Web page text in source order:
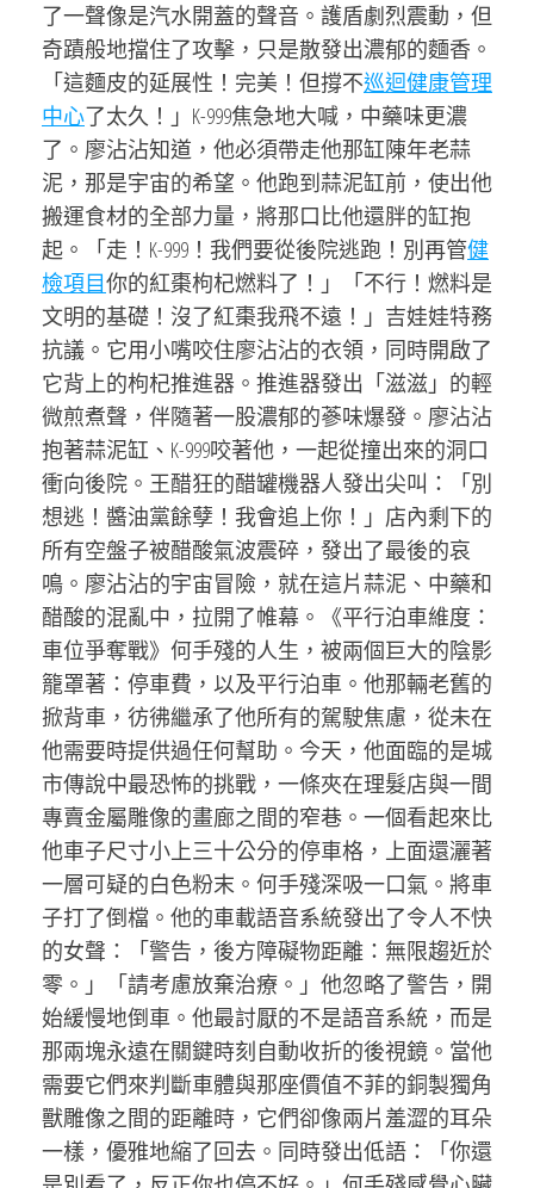
了一聲像是汽水開蓋的聲音。護盾劇烈震動，但
奇蹟般地擋住了攻擊，只是散發出濃郁的麵香。
「這麵皮的延展性！完美！但撐不巡迴健康管理
中心了太久！」K-999焦急地大喊，中藥味更濃
了。廖沾沾知道，他必須帶走他那缸陳年老蒜
泥，那是宇宙的希望。他跑到蒜泥缸前，使出他
搬運食材的全部力量，將那口比他還胖的缸抱
起。「走！K-999！我們要從後院逃跑！別再管健
檢項目你的紅棗枸杞燃料了！」「不行！燃料是
文明的基礎！沒了紅棗我飛不遠！」吉娃娃特務
抗議。它用小嘴咬住廖沾沾的衣領，同時開啟了
它背上的枸杞推進器。推進器發出「滋滋」的輕
微煎煮聲，伴隨著一股濃郁的蔘味爆發。廖沾沾
抱著蒜泥缸、K-999咬著他，一起從撞出來的洞口
衝向後院。王醋狂的醋罐機器人發出尖叫：「別
想逃！醬油黨餘孽！我會追上你！」店內剩下的
所有空盤子被醋酸氣波震碎，發出了最後的哀
鳴。廖沾沾的宇宙冒險，就在這片蒜泥、中藥和
醋酸的混亂中，拉開了帷幕。《平行泊車維度：
車位爭奪戰》何手殘的人生，被兩個巨大的陰影
籠罩著：停車費，以及平行泊車。他那輛老舊的
掀背車，彷彿繼承了他所有的駕駛焦慮，從未在
他需要時提供過任何幫助。今天，他面臨的是城
市傳說中最恐怖的挑戰，一條夾在理髮店與一間
專賣金屬雕像的畫廊之間的窄巷。一個看起來比
他車子尺寸小上三十公分的停車格，上面還灑著
一層可疑的白色粉末。何手殘深吸一口氣。將車
子打了倒檔。他的車載語音系統發出了令人不快
的女聲：「警告，後方障礙物距離：無限趨近於
零。」「請考慮放棄治療。」他忽略了警告，開
始緩慢地倒車。他最討厭的不是語音系統，而是
那兩塊永遠在關鍵時刻自動收折的後視鏡。當他
需要它們來判斷車體與那座價值不菲的銅製獨角
獸雕像之間的距離時，它們卻像兩片羞澀的耳朵
一樣，優雅地縮了回去。同時發出低語：「你還